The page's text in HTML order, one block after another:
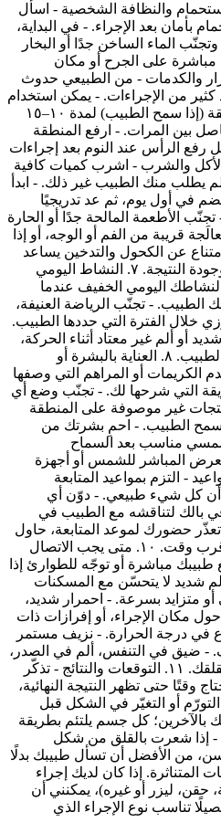
الالتئام. ٤. الاستحمام والنظافة الشخصية - اسأل
بأمان بعد الإجراء. - في البداية،
الماء الساخن جدًا أو البخار
مباشرة على الجرح أو مكان
والاحمرار والكدمات - من الطبيعي حدوث
كثير من الإجراءات. - يمكن استخدام
كمادات باردة على المنطقة (إذا سمح الطبيب) لمدة ١٠–١٥
بين المرات. - ارفع المنطقة
رفع الرأس عند النوم بعد إجراءات
لتقليل التورّم. ٦. الأكل والشرب - اشرب كميات كافية
يطلب منك الطبيب غير ذلك. - ابدأ
في أول يوم، ثم عد تدريجيًا
تجنّب الأطعمة المالحة جدًا أو الحارة
قريبة من الفم أو الوجه، أو إذا
عن الكحول والتدخين يساعد
كثيرًا في سرعة الالتئام وجودة النتيجة. ٧. النشاط اليومي
لنشاطك اليومي الخفيف عندما
الطبيب. - تجنّب الرياضة العنيفة،
خلال الفترة التي حددها الطبيب.
أو ألم غير معتاد أثناء الحركة،
توقّف وارتَح وتواصل مع الطبيب. ٨. العناية بالبشرة أو
الكريمات أو المراهم التي وصفها
التي شرحها لك. - تجنّب وضع أي
غير موصوفة على المنطقة
سمح الطبيب. - احمِ بشرتك من
مناسب بعد السماح
المباشر للشمس أو أجهزة
والمواعيد - التزم بمواعيد المتابعة
أن كل شيء طبيعي. - دوّن أي
بالك لتناقشه مع الطبيب في
تعذّر حضورك لموعد المتابعة، حاول
إعادة تحديد الموعد في أقرب وقت. ١٠. متى يجب الاتصال
مباشرة أو توجّه للطوارئ إذا
شديد لا يتحسّن مع المسكنات
متزايد بسرعة. - احمرار شديد،
مكان الإجراء، أو إفرازات ذات
في درجة الحرارة. - نزيف مستمر
- ضيق في التنفس، ألم في الصدر،
أو أي شعور غير طبيعي يقلقك. ١١. التوقعات والنتائج - تذكّر
وقتًا حتى تظهر النتيجة النهائية،
أو التغيّر في الشكل قبل
بالآخرين؛ كل جسم يلتئم بطريقة
- إذا شعرت بالقلق من شكل
من الأفضل أن تسأل طبيبك بدلًا
المتناثرة. إذا كان لديك إجراء
حقن، ليزر أو غيره)، يمكنني أن
تناسب نوع الإجراء الذي